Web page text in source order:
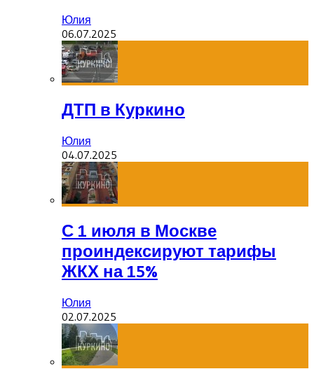
Юлия
06.07.2025
ДТП в Куркино
Юлия
04.07.2025
С 1 июля в Москве
проиндексируют тарифы
ЖКХ на 15%
Юлия
02.07.2025